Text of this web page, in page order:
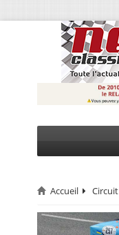
CIRCUIT
RALLYE
Accueil Circuit